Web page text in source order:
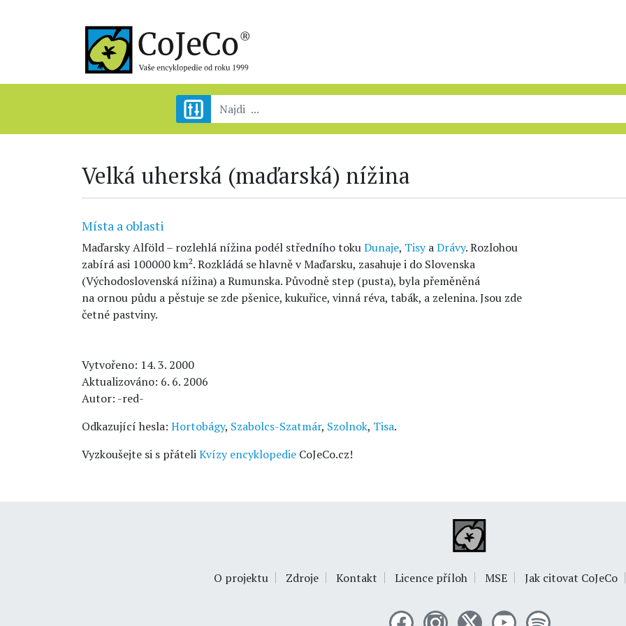
Velká uherská (maďarská) nížina
Místa a oblasti
Maďarsky Alföld – rozlehlá nížina podél středního tokuDunaje, TisyaDrávy. Rozlohou
zabírá asi 100000 km2. Rozkládá se hlavně v Maďarsku, zasahuje i do Slovenska
(Východoslovenská nížina) a Rumunska. Původně step (pusta), byla přeměněná
na ornou půdu a pěstuje se zde pšenice, kukuřice, vinná réva, tabák, a zelenina. Jsou zde
četné pastviny.
Vytvořeno: 14. 3. 2000
Aktualizováno: 6. 6. 2006
Autor: -red-
Odkazující hesla: Hortobágy, Szabolcs-Szatmár, Szolnok, Tisa.
Vyzkoušejte si s přáteliKvízy encyklopedie CoJeCo.cz!
O projektu Zdroje Kontakt Licence příloh MSE Jak citovat CoJeCo